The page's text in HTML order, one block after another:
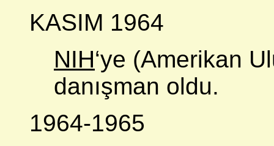
KASIM 1964
NIH‘ye (Amerikan
danışman oldu.
1964-1965